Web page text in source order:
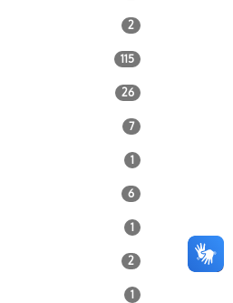
2
115
26
7
1
6
1
2
1